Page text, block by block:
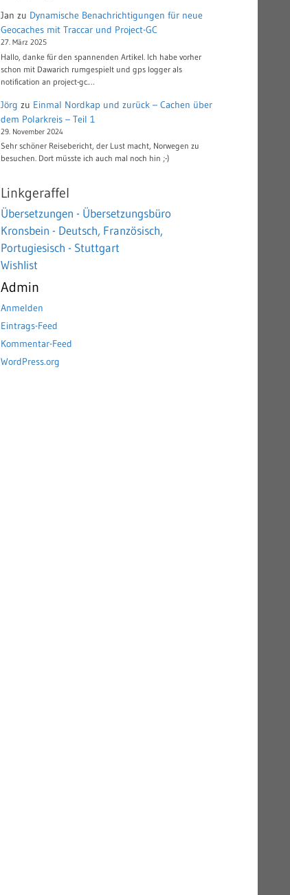
Jan zu Dynamische Benachrichtigungen für neue
Geocaches mit Traccar und Project-GC
27. März 2025
Hallo, danke für den spannenden Artikel. Ich habe vorher
schon mit Dawarich rumgespielt und gps logger als
notification an project-gc.…
Jörg zu Einmal Nordkap und zurück – Cachen über
dem Polarkreis – Teil 1
29. November 2024
Sehr schöner Reisebericht, der Lust macht, Norwegen zu
besuchen. Dort müsste ich auch mal noch hin ;-)
Linkgeraffel
Übersetzungen - Übersetzungsbüro
Kronsbein - Deutsch, Französisch,
Portugiesisch - Stuttgart
Wishlist
Admin
Anmelden
Eintrags-Feed
Kommentar-Feed
WordPress.org